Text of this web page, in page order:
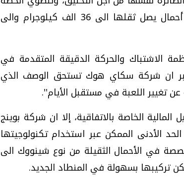
على أن تتمكن هذه السفينة الجوية من نقل أحمال يصل ثقلها الى 36 الف كيلوجرام والى
الاشتباك والحركة الدقيقة المتقدمة في
ان شركة سكاي هوك تستحق الوصف الذي
تغيير اللعبة في مستقبل الأيام''.
الخاصة بالاتفاقية، إلا ان شركة بوينج
الأدنى الممكن عبر استخدام تكنولوجيتها
في الأحمال الثقيلة من نوع شينووك الى
تركيبها بسهولة في المنطاد الجديد.